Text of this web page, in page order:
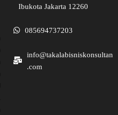
Ibukota Jakarta 12260
085694737203
info@takalabisniskonsultan
.com